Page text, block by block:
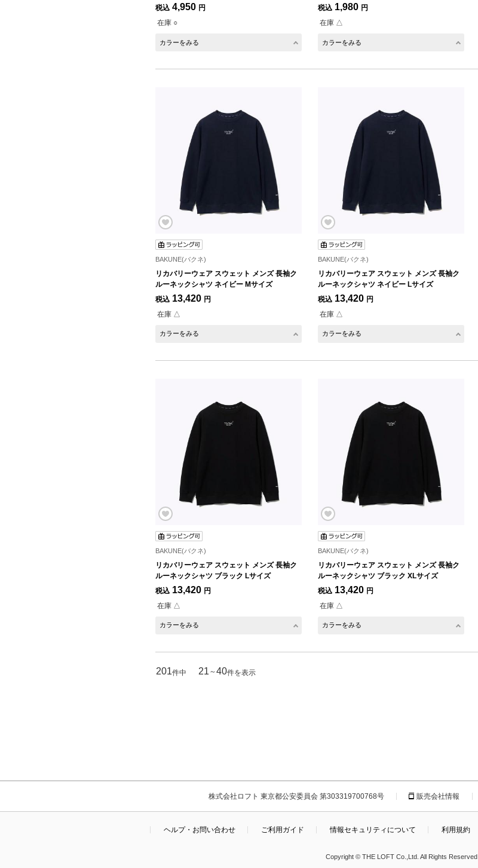
税込 4,950 円
在庫 ○
カラーをみる
税込 1,980 円
在庫 △
カラーをみる
BAKUNE(バクネ)
リカバリーウェア スウェット メンズ 長袖ク
ルーネックシャツ ネイビー Mサイズ
税込 13,420 円
在庫 △
カラーをみる
BAKUNE(バクネ)
リカバリーウェア スウェット メンズ 長袖ク
ルーネックシャツ ネイビー Lサイズ
税込 13,420 円
在庫 △
カラーをみる
BAKUNE(バクネ)
リカバリーウェア スウェット メンズ 長袖ク
ルーネックシャツ ブラック Lサイズ
税込 13,420 円
在庫 △
カラーをみる
BAKUNE(バクネ)
リカバリーウェア スウェット メンズ 長袖ク
ルーネックシャツ ブラック XLサイズ
税込 13,420 円
在庫 △
カラーをみる
201件中 21 ～40件を表示
株式会社ロフト 東京都公安委員会 第303319700768号 販売会社情報
ヘルプ・お問い合わせ ご利用ガイド 情報セキュリティについて 利用規約
Copyright © THE LOFT Co.,Ltd. All Rights Reserved